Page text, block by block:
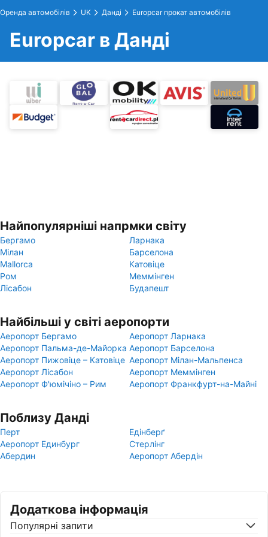
Оренда автомобілів UK Данді Europcar прокат автомобілів
Europcar в Данді
Найпопулярніші напрмки світу
Бергамо
Ларнака
Мілан
Барселона
Mallorca
Катовіце
Ром
Меммінген
Лісабон
Будапешт
Найбільші у світі аеропорти
Аеропорт Бергамо
Аеропорт Ларнака
Аеропорт Пальма-де-Майорка Аеропорт Барселона
Аеропорт Пижовіце – Катовіце Аеропорт Мілан-Мальпенса
Аеропорт Лісабон
Аеропорт Меммінген
Аеропорт Ф'юмічіно – Рим
Аеропорт Франкфурт-на-Майні
Поблизу Данді
Перт
Едінберґ
Аеропорт Единбург
Стерлінг
Абердин
Аеропорт Абердін
Додаткова інформація
Популярні запити